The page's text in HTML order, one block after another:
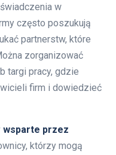
w
często poszukują
partnerstw, które
zorganizować
targi pracy, gdzie
firm i dowiedzieć
wsparte przez
którzy mogą